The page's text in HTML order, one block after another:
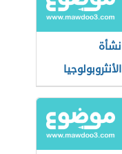
نشأة
الأنثروبولوجيا